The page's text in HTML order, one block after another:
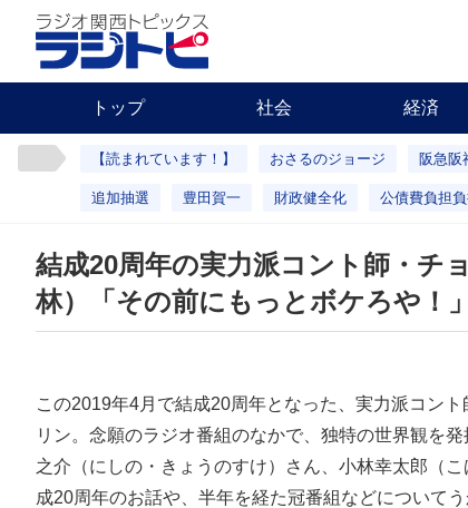
トップ 社会 経済
【読まれています！】 おさるのジョージ 阪急阪
追加抽選 豊田賀一 財政健全化 公債費負担
結成20周年の実力派コント師・
林）「その前にもっとボケろや！」
この2019年4月で結成20周年となった、実力派コン
リン。念願のラジオ番組のなかで、独特の世界観を
之介（にしの・きょうのすけ）さん、小林幸太郎（
成20周年のお話や、半年を経た冠番組などについてう